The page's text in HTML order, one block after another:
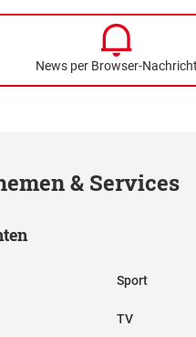
News per Browser-Nachricht
& Services
Sport
TV